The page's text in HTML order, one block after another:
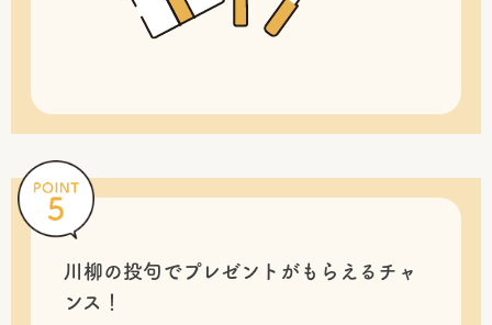
川柳の投句でプレゼントがもらえるチャ
ンス！